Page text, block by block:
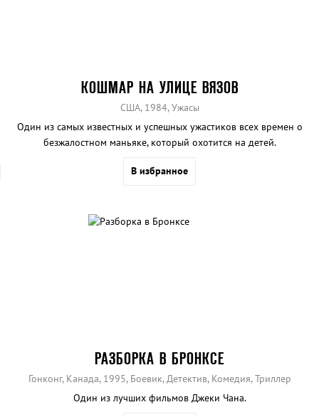
КОШМАР НА УЛИЦЕ ВЯЗОВ
США, 1984, Ужасы
Один из самых известных и успешных ужастиков всех времен о
безжалостном маньяке, который охотится на детей.
В избранное
РАЗБОРКА В БРОНКСЕ
Гонконг, Канада, 1995, Боевик, Детектив, Комедия, Триллер
Один из лучших фильмов Джеки Чана.